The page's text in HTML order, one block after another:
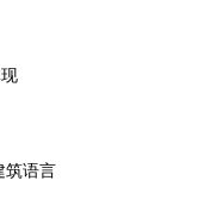
筑语言